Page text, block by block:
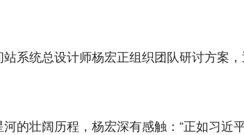
统总设计师杨宏正组织团队研讨方案
壮阔历程，杨宏深有感触：“正如习近